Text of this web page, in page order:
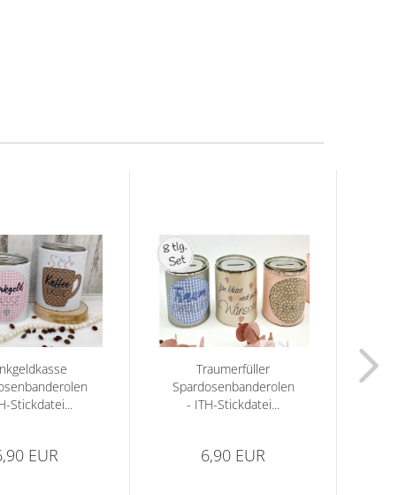
Stickdatei...
EUR
Traumerfüller
Spardosenbanderolen
- ITH-Stickdatei...
6,90 EUR